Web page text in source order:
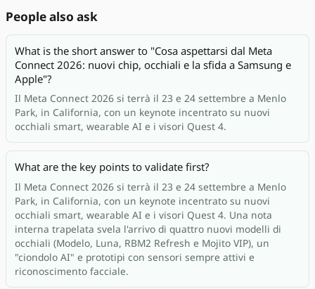
People also ask
What is the short answer to "Cosa aspettarsi dal Meta
Connect 2026: nuovi chip, occhiali e la sfida a Samsung e
Apple"?
Il Meta Connect 2026 si terrà il 23 e 24 settembre a Menlo
Park, in California, con un keynote incentrato su nuovi
occhiali smart, wearable AI e i visori Quest 4.
What are the key points to validate first?
Il Meta Connect 2026 si terrà il 23 e 24 settembre a Menlo
Park, in California, con un keynote incentrato su nuovi
occhiali smart, wearable AI e i visori Quest 4. Una nota
interna trapelata svela l'arrivo di quattro nuovi modelli di
occhiali (Modelo, Luna, RBM2 Refresh e Mojito VIP), un
"ciondolo AI" e prototipi con sensori sempre attivi e
riconoscimento facciale.